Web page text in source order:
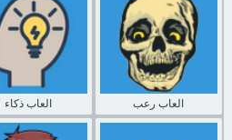
العاب ذكاء العاب رعب